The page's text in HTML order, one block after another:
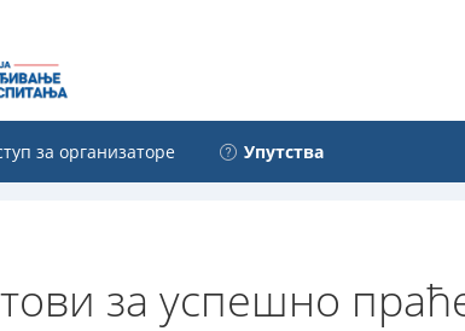
за организаторе Упутства
за успешно